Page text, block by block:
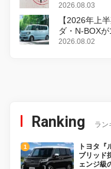
2026.08.03
【2026年上
ダ・N-BOX
感
2026.08.02
Ranking ラン
トヨタ
ブリッド
ェンジ級